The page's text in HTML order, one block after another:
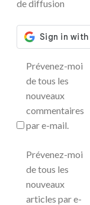
de diffusion
Prévenez-moi
de tous les
nouveaux
commentaires
par e-mail.
Prévenez-moi
de tous les
nouveaux
articles par e-